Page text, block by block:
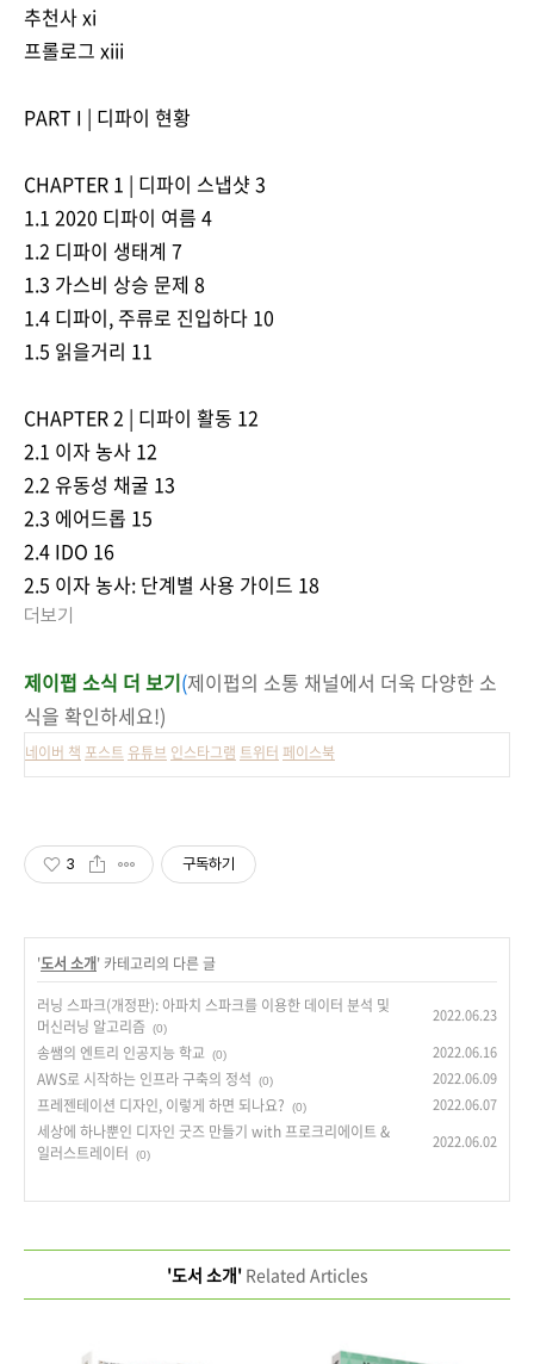
추천사 xi
프롤로그 xiii
PART I | 디파이 현황
CHAPTER 1 | 디파이 스냅샷 3
1.1 2020 디파이 여름 4
1.2 디파이 생태계 7
1.3 가스비 상승 문제 8
1.4 디파이, 주류로 진입하다 10
1.5 읽을거리 11
CHAPTER 2 | 디파이 활동 12
2.1 이자 농사 12
2.2 유동성 채굴 13
2.3 에어드롭 15
2.4 IDO 16
2.5 이자 농사: 단계별 사용 가이드 18
더보기
제이펍 소식 더 보기(제이펍의 소통 채널에서 더욱 다양한 소
식을 확인하세요!)
네이버 책 포스트 유튜브 인스타그램 트위터 페이스북
3 구독하기
'도서 소개' 카테고리의 다른 글
러닝 스파크(개정판): 아파치 스파크를 이용한 데이터 분석 및
머신러닝 알고리즘
(0)
2022.06.23
송쌤의 엔트리 인공지능 학교 (0) 2022.06.16
AWS로 시작하는 인프라 구축의 정석 (0) 2022.06.09
프레젠테이션 디자인, 이렇게 하면 되나요? (0) 2022.06.07
세상에 하나뿐인 디자인 굿즈 만들기 with 프로크리에이트 &
일러스트레이터
(0)
2022.06.02
'도서 소개'Related Articles